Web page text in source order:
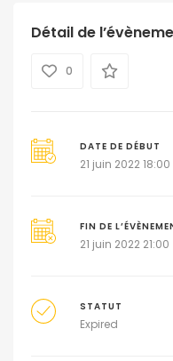
Détail de
0
DATE DE DÉBUT
21 juin 2022 18:00
FIN DE
21 juin 2022 21:00
STATUT
Expired